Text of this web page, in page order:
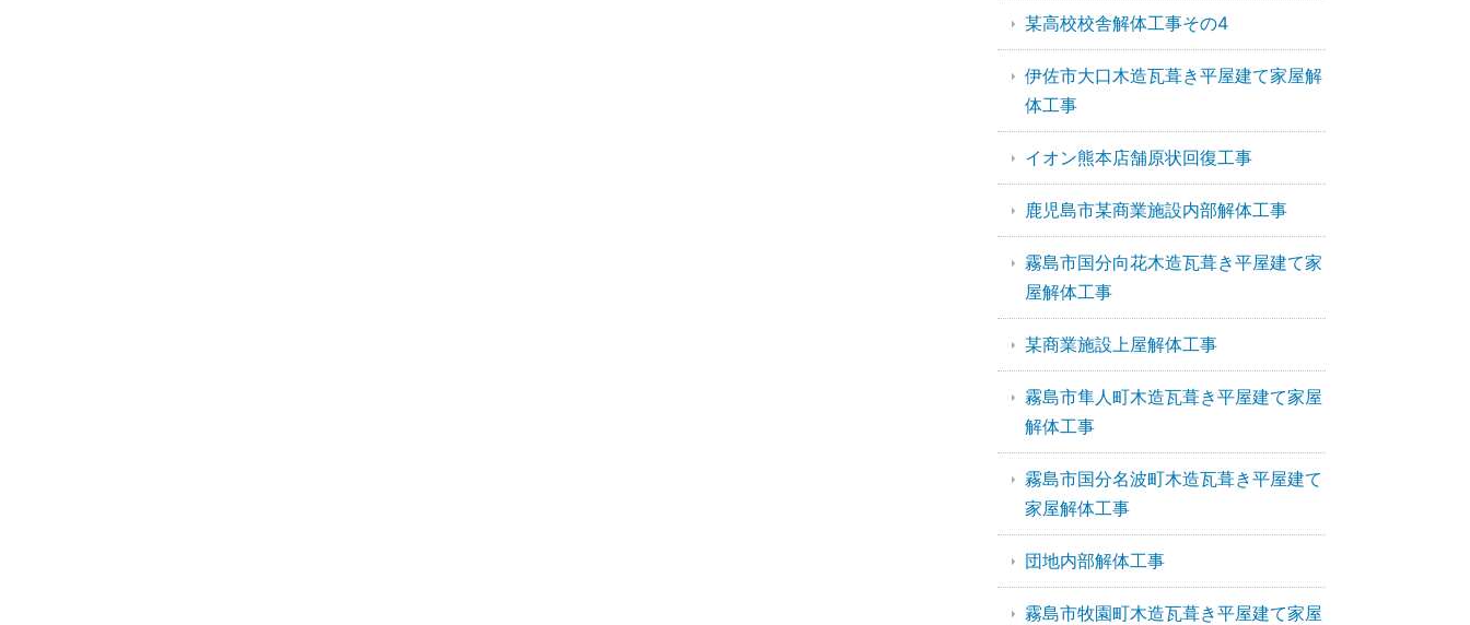
某高校校舎解体工事その4
伊佐市大口木造瓦葺き平屋建て家屋解
体工事
イオン熊本店舗原状回復工事
鹿児島市某商業施設内部解体工事
霧島市国分向花木造瓦葺き平屋建て家
屋解体工事
某商業施設上屋解体工事
霧島市隼人町木造瓦葺き平屋建て家屋
解体工事
霧島市国分名波町木造瓦葺き平屋建て
家屋解体工事
団地内部解体工事
霧島市牧園町木造瓦葺き平屋建て家屋